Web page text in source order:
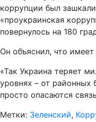
коррупции был
«проукраинская
повернулось на 180
Он объяснил, что
«Так Украина теряет
уровнях – от районных
просто опасаются
Метки: Зеленский,